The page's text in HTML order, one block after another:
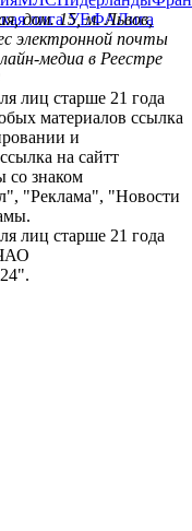
лига УЕФАЛига
дом. 15, м. Львов,
электронной почты
медиа в Реестре
лиц старше 21 года
материалов ссылка
и
на сайтт
со знаком
"Реклама", "Новости
лиц старше 21 года